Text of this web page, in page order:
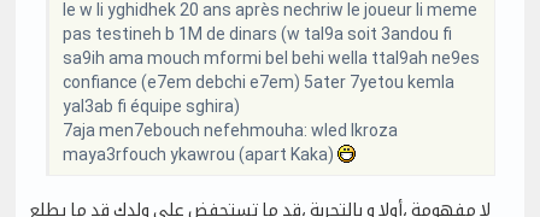
le w li yghidhek 20 ans après nechriw le joueur li meme
pas testineh b 1M de dinars (w tal9a soit 3andou fi
sa9ih ama mouch mformi bel behi wella ttal9ah ne9es
confiance (e7em debchi e7em) 5ater 7yetou kemla
yal3ab fi équipe sghira)
7aja men7ebouch nefehmouha: wled lkroza
maya3rfouch ykawrou (apart Kaka)
لا مفهومة ،أولا و بالتجربة ،قد ما تستحفض على ولدك قد ما يطلع